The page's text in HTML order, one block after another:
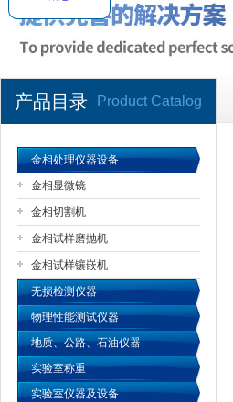
公司名称
产品目录 Product Catalog
金相处理仪器设备
金相显微镜
金相切割机
金相试样磨抛机
金相试样镶嵌机
无损检测仪器
物理性能测试仪器
地质、公路、石油仪器
实验室称重
实验室仪器及设备